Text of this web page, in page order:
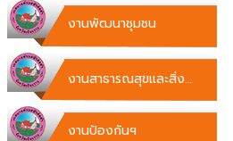
งานพัฒนาชุมชน
งานสาธารณสุขและสิ่ง
แวดล้อม
งานป้องกันฯ